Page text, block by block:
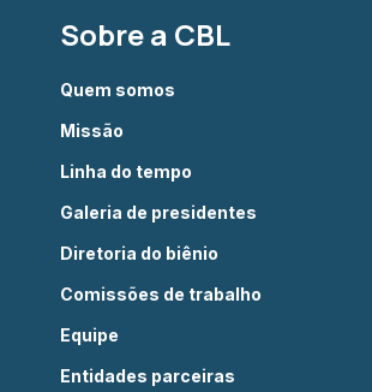
Sobre a CBL
Quem somos
Missão
Linha do tempo
Galeria de presidentes
Diretoria do biênio
Comissões de trabalho
Equipe
Entidades parceiras